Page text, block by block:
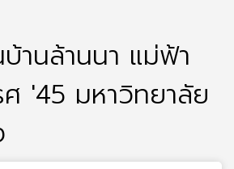
านล้านนา แม่ฟ้า
'45 มหาวิทยาลัย